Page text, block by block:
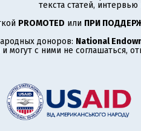
текста статей,
PROMOTED или ПРИ
доноров: National
могут с ними не соглашаться,